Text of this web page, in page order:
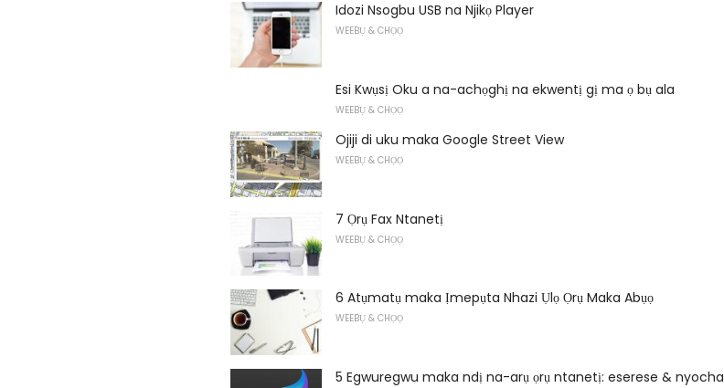
Idozi Nsogbu USB na Njikọ Player
WEEBỤ & CHỌỌ
Esi Kwụsị Oku a na-achọghị na ekwentị gị ma ọ bụ ala
WEEBỤ & CHỌỌ
Ojiji di uku maka Google Street View
WEEBỤ & CHỌỌ
7 Ọrụ Fax Ntanetị
WEEBỤ & CHỌỌ
6 Atụmatụ maka Ịmepụta Nhazi Ụlọ Ọrụ Maka Abụọ
WEEBỤ & CHỌỌ
5 Egwuregwu maka ndị na-arụ ọrụ ntanetị: eserese & nyocha